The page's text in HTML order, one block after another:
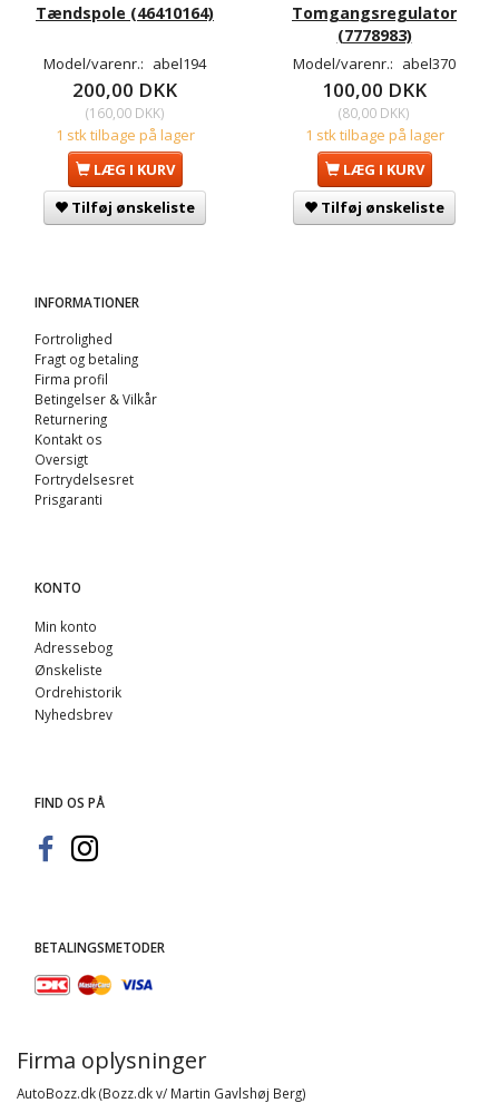
Tændspole (46410164)
Model/varenr.: abel194
200,00 DKK
(160,00 DKK)
1 stk tilbage på lager
LÆG I KURV
Tilføj ønskeliste
Tomgangsregulator
(7778983)
Model/varenr.: abel370
100,00 DKK
(80,00 DKK)
1 stk tilbage på lager
LÆG I KURV
Tilføj ønskeliste
INFORMATIONER
Fortrolighed
Fragt og betaling
Firma profil
Betingelser & Vilkår
Returnering
Kontakt os
Oversigt
Fortrydelsesret
Prisgaranti
KONTO
Min konto
Adressebog
Ønskeliste
Ordrehistorik
Nyhedsbrev
FIND OS PÅ
BETALINGSMETODER
Firma oplysninger
AutoBozz.dk (Bozz.dk v/ Martin Gavlshøj Berg)